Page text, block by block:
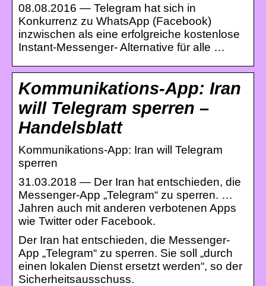
08.08.2016 — Telegram hat sich in
Konkurrenz zu WhatsApp (Facebook)
inzwischen als eine erfolgreiche kostenlose
Instant-Messenger- Alternative für alle …
Kommunikations-App: Iran
will Telegram sperren –
Handelsblatt
Kommunikations-App: Iran will Telegram
sperren
31.03.2018 — Der Iran hat entschieden, die
Messenger-App „Telegram“ zu sperren. …
Jahren auch mit anderen verbotenen Apps
wie Twitter oder Facebook.
Der Iran hat entschieden, die Messenger-
App „Telegram“ zu sperren. Sie soll „durch
einen lokalen Dienst ersetzt werden“, so der
Sicherheitsausschuss.